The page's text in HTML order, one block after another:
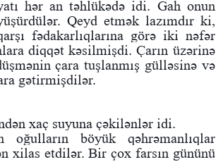
hər an təhlükədə idi. Gah onun
Qeyd etmək lazımdır ki,
fədakarlıqlarına görə iki nəfər
diqqət kəsilmişdi. Çarın üzərinə
çara tuşlanmış gülləsinə və
gətirmişdilər.
xaç suyuna çəkilənlər idi.
böyük qəhrəmanlıqlar
xilas etdilər. Bir çox farsın gününü